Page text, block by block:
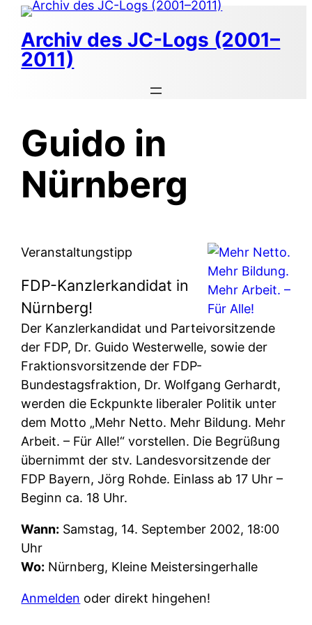
Zum
Inhalt
springen
Archiv des JC-Logs (2001–
2011)
Guido in
Nürnberg
Veranstaltungstipp
FDP-Kanzlerkandidat in
Nürnberg!
Der Kanzlerkandidat und Parteivorsitzende
der FDP, Dr. Guido Westerwelle, sowie der
Fraktionsvorsitzende der FDP-
Bundestagsfraktion, Dr. Wolfgang Gerhardt,
werden die Eckpunkte liberaler Politik unter
dem Motto „Mehr Netto. Mehr Bildung. Mehr
Arbeit. – Für Alle!“ vorstellen. Die Begrüßung
übernimmt der stv. Landesvorsitzende der
FDP Bayern, Jörg Rohde. Einlass ab 17 Uhr –
Beginn ca. 18 Uhr.
Wann: Samstag, 14. September 2002, 18:00
Uhr
Wo: Nürnberg, Kleine Meistersingerhalle
Anmelden oder direkt hingehen!